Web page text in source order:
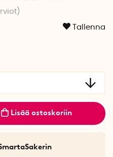
)
Tallenna
Lisää ostoskoriin